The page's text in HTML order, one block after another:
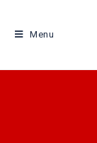
Menu